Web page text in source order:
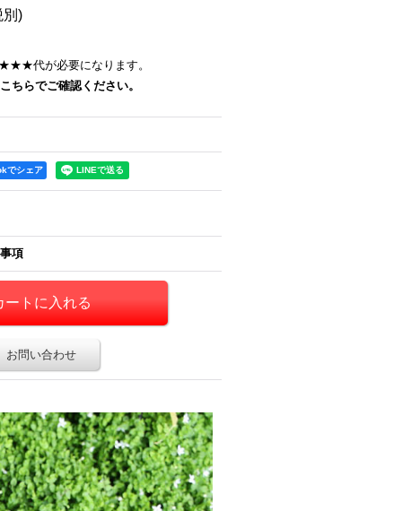
別)
★★★代が必要になります。
ちらでご確認ください。
でシェア
項
お問い合わせ